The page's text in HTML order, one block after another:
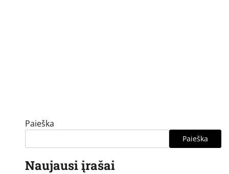
Paieška
Paieška
Naujausi įrašai